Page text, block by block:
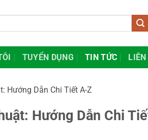
TUYỂN DỤNG TIN TỨC LIÊN
Hướng Dẫn Chi Tiết A-Z
Hướng Dẫn Chi